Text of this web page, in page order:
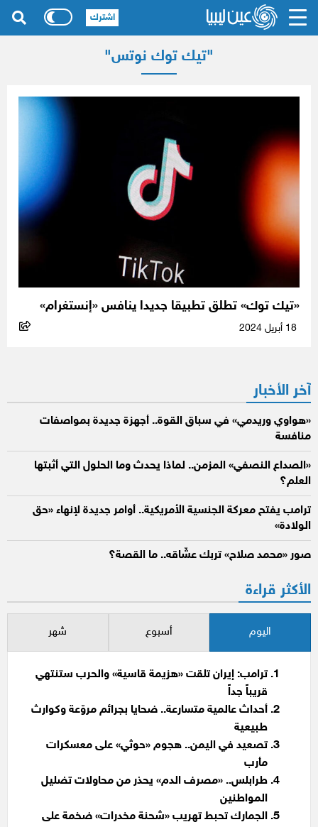
"تيك توك نوتس"
«تيك توك» تطلق تطبيقا جديدا ينافس «إنستغرام»
آخر الأخبار
«هواوي وريدمي» في سباق القوة.. أجهزة جديدة بمواصفات
منافسة
«الصداع النصفي» المزمن.. لماذا يحدث وما الحلول التي أثبتها
العلم؟
ترامب يفتح معركة الجنسية الأمريكية.. أوامر جديدة لإنهاء «حق
الولادة»
صور «محمد صلاح» تربك عشّاقه.. ما القصة؟
الأكثر قراءة
اليوم أسبوع شهر
ترامب: إيران تلقت «هزيمة قاسية» والحرب ستنتهي
قريباً جداً
أحداث عالمية متسارعة.. ضحايا بجرائم مروّعة وكوارث
طبيعية
تصعيد في اليمن.. هجوم «حوثي» على معسكرات
مأرب
طرابلس.. «مصرف الدم» يحذر من محاولات تضليل
المواطنين
الجمارك تحبط تهريب «شحنة مخدرات» ضخمة على
اشترك